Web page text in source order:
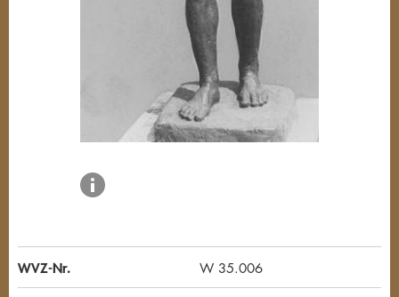
WVZ-Nr. W 35.006